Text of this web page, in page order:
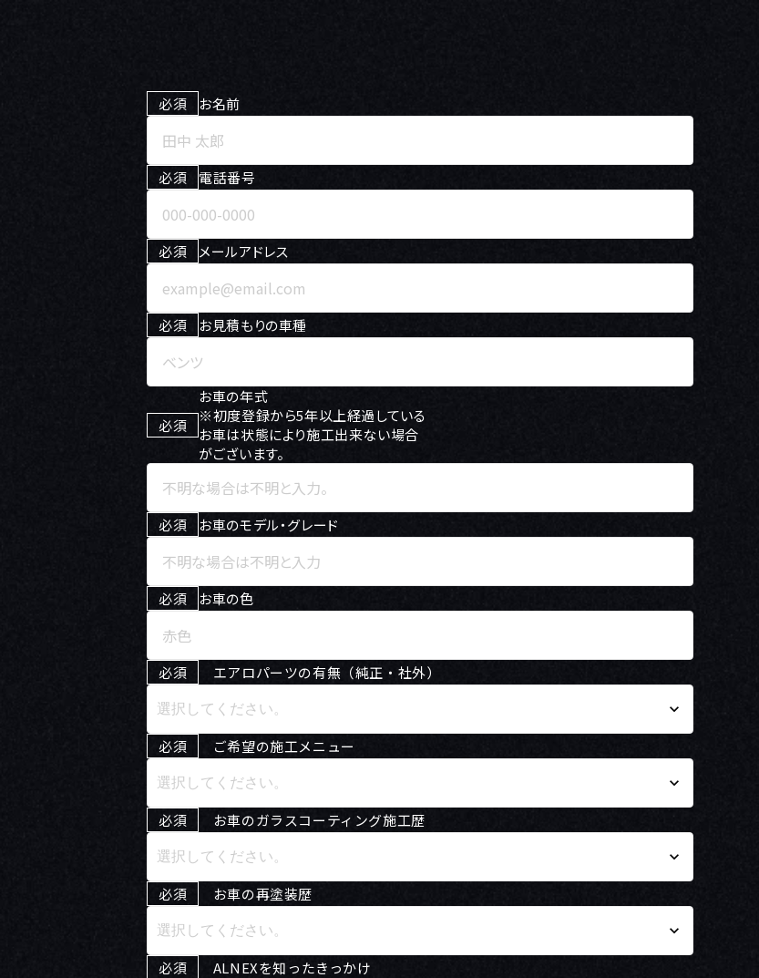
必須 お名前
必須 電話番号
必須 メールアドレス
必須 お見積もりの車種
必須
お車の年式
※初度登録から5年以上経過している
お車は状態により施工出来ない場合
がございます。
必須 お車のモデル・グレード
必須 お車の色
必須 エアロパーツの有無（純正・社外）
keyboard_arrow_down
必須 ご希望の施工メニュー
keyboard_arrow_down
必須 お車のガラスコーティング施工歴
keyboard_arrow_down
必須 お車の再塗装歴
keyboard_arrow_down
必須 ALNEXを知ったきっかけ